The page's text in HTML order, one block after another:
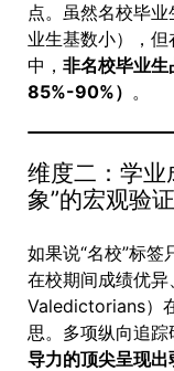
点。虽然名校毕
业生基数小），
中， 非名校毕业
85%-90%） 。
维度二：学
象”的宏观验证
如果说“名校”标签
在校期间成绩优异
Valedictorians）
思。多项纵向追踪
导力的顶尖呈现出